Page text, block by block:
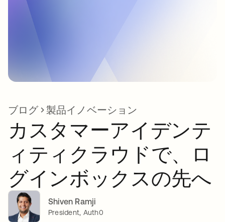
ブログ 製品イノベーション
カスタマーアイデンテ
ィティクラウドで、ロ
グインボックスの先へ
Shiven Ramji
President, Auth0